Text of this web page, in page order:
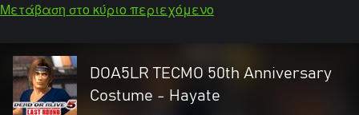
Μετάβαση στο κύριο περιεχόμενο
DOA5LR TECMO 50th Anniversary
Costume - Hayate